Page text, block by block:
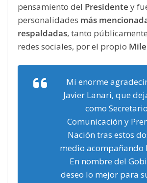
pensamiento del Presidente y
personalidades más
respaldadas, tanto
redes sociales, por el propio
Mi enorme
Javier Lanari, que
como
Comunicación y
Nación tras estos
medio acompañando
En nombre del
deseo lo mejor para